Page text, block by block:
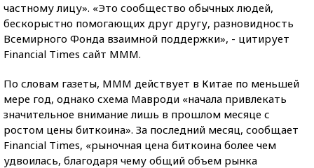
частному лицу». «Это сообщество обычных людей,
бескорыстно помогающих друг другу, разновидность
Всемирного Фонда взаимной поддержки», - цитирует
Financial Times сайт МММ.
По словам газеты, МММ действует в Китае по меньшей
мере год, однако схема Мавроди «начала привлекать
значительное внимание лишь в прошлом месяце с
ростом цены биткоина». За последний месяц, сообщает
Financial Times, «рыночная цена биткоина более чем
удвоилась, благодаря чему общий объем рынка